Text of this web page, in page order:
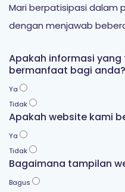
Mari berpatisipasi dalam
dengan menjawab
Apakah informasi
bermanfaat bagi anda?
Ya
Tidak
Apakah website kami
Ya
Tidak
Bagaimana tampilan
Bagus